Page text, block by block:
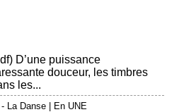
D’une puissance
douceur, les timbres
les...
- La Danse
En UNE